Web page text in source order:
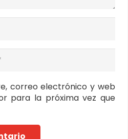
correo electrónico y web
para la próxima vez que